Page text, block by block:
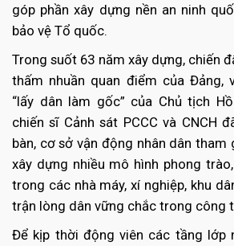
góp phần xây dựng nền an ninh
bảo vệ Tổ quốc.
Trong suốt 63 năm xây dựng, chiến
thấm nhuần quan điểm của Đảng,
“lấy dân làm gốc” của Chủ tịch
chiến sĩ Cảnh sát PCCC và CNCH
bàn, cơ sở vận động nhân dân tham
xây dựng nhiều mô hình phong
trong các nhà máy, xí nghiệp, khu
trận lòng dân vững chắc trong công
Để kịp thời động viên các tầng lớp